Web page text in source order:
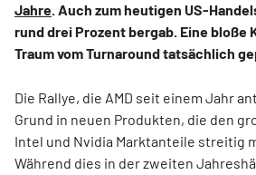
Jahre. Auch zum heutigen US-
rund drei Prozent bergab. Eine bloße
Traum vom Turnaround tatsächlich
Die Rallye, die AMD seit einem Jahr
Grund in neuen Produkten, die den
Intel und Nvidia Marktanteile streitig
Während dies in der zweiten